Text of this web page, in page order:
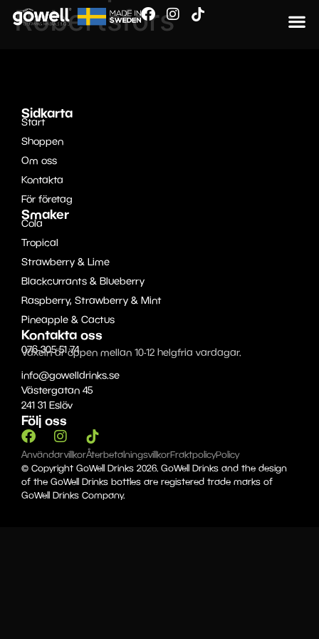
Robertsfors
Sidkarta
Start
Shoppen
Om oss
Kontakta
För företag
Smaker
Cola
Tropical
Strawberry & Lime
Blackcurrants & Blueberry
Raspberry, Strawberry & Mint
Pineapple & Cactus
Kontakta oss
076-305 51 74
Växeln är öppen mellan 10-12 helgfria vardagar.
info@gowelldrinks.se
Västergatan 45
241 31 Eslöv
Följ oss
AnvändarvillkorÅterbetalningsvillkorFraktpolicyPolicy
© Copyright GoWell Drinks 2026. GoWell Drinks and the design
of the GoWell Drinks bottles are registered trade marks of
GoWell Drinks Company.